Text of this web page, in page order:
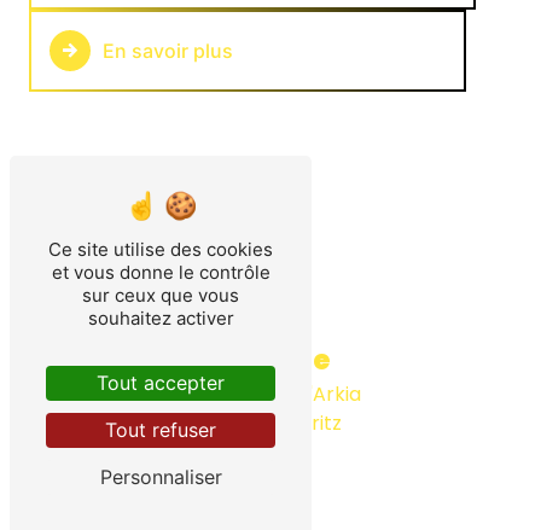
En savoir plus
Adresse
64 Impasse d'Arkia
64480 Ustaritz
Ce site utilise des cookies
et vous donne le contrôle
sur ceux que vous
souhaitez activer
Tout accepter
Tout refuser
Personnaliser